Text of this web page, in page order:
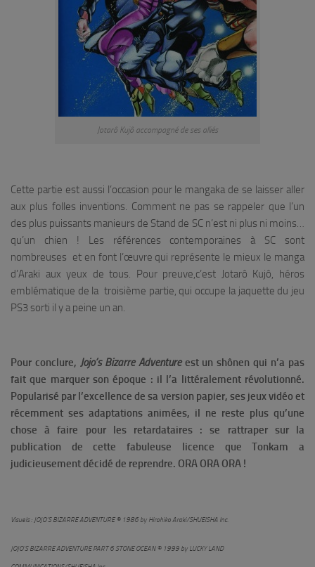
Jotarô Kujô accompagné de ses alliés
Cette partie est aussi l’occasion pour le mangaka de se laisser aller
aux plus folles inventions. Comment ne pas se rappeler que l’un
des plus puissants manieurs de Stand de SC n’est ni plus ni moins…
qu’un chien ! Les références contemporaines à SC sont
nombreuses et en font l’œuvre qui représente le mieux le manga
d’Araki aux yeux de tous. Pour preuve,c’est Jotarô Kujô, héros
emblématique de la troisième partie, qui occupe la jaquette du jeu
PS3 sorti il y a peine un an.
Pour conclure, Jojo’s Bizarre Adventureest un shônen qui n’a pas
fait que marquer son époque : il l’a littéralement révolutionné.
Popularisé par l’excellence de sa version papier, ses jeux vidéo et
récemment ses adaptations animées, il ne reste plus qu’une
chose à faire pour les retardataires : se rattraper sur la
publication de cette fabuleuse licence que Tonkam a
judicieusement décidé de reprendre. ORA ORA ORA !
Visuels : JOJO’S BIZARRE ADVENTURE © 1986 by Hirohiko Araki/SHUEISHA Inc.
JOJO’S BIZARRE ADVENTURE PART 6 STONE OCEAN © 1999 by LUCKY LAND